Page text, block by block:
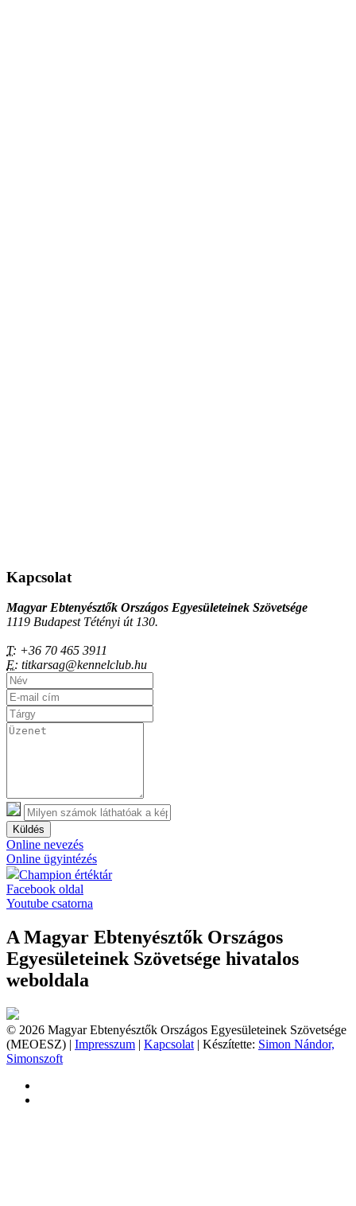
Kapcsolat
Magyar Ebtenyésztők Országos Egyesületeinek Szövetsége
1119 Budapest Tétényi út 130.
T: +36 70 465 3911
E: titkarsag@kennelclub.hu
Küldés
Online nevezés
Online ügyintézés
Champion értéktár
Facebook oldal
Youtube csatorna
A Magyar Ebtenyésztők Országos
Egyesületeinek Szövetsége hivatalos
weboldala
© 2026 Magyar Ebtenyésztők Országos Egyesületeinek Szövetsége
(MEOESZ) | Impresszum | Kapcsolat | Készítette: Simon Nándor,
Simonszoft